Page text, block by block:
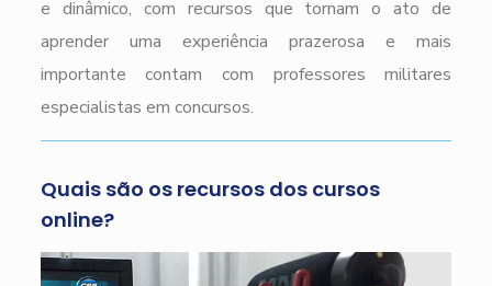
e dinâmico, com recursos que tornam o ato de
aprender uma experiência prazerosa e mais
importante contam com professores militares
especialistas em concursos.
Quais são os recursos dos cursos
online?